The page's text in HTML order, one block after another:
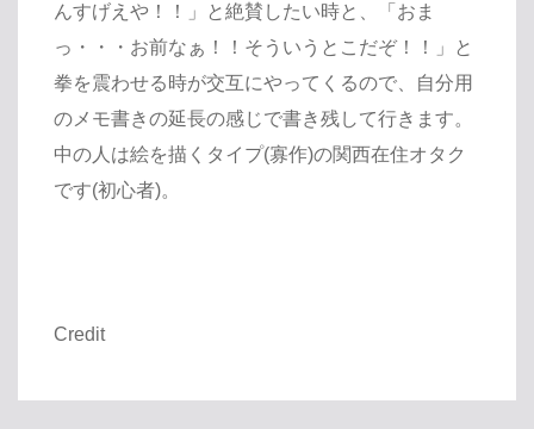
んすげえや！！」と絶賛したい時と、「おま
っ・・・お前なぁ！！そういうとこだぞ！！」と
拳を震わせる時が交互にやってくるので、自分用
のメモ書きの延長の感じで書き残して行きます。
中の人は絵を描くタイプ(寡作)の関西在住オタク
です(初心者)。
Credit